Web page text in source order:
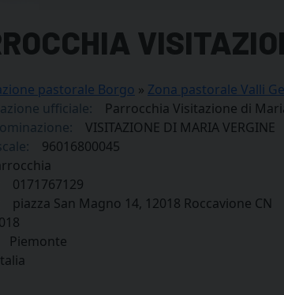
pastorale Borgo » Zona pastorale Valli
ufficiale:
Parrocchia Visitazione di
VISITAZIONE DI MARIA VERGINE
96016800045
0171767129
piazza San Magno 14, 12018 Roccavione CN
Piemonte